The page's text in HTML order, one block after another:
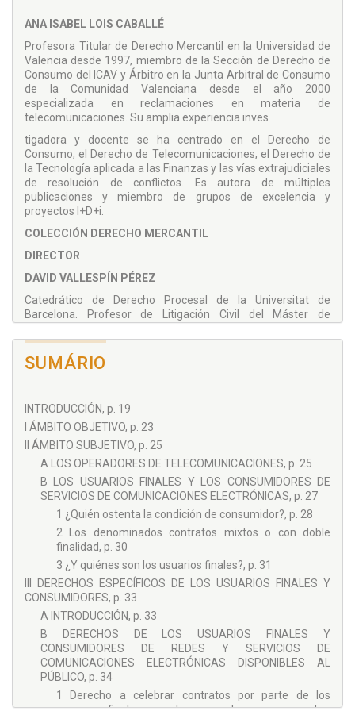
fuera del establecimiento y contratos empaquetados,
haciendo especial hincapié en la información precontractual.
De igual manera, se detalla cómo debe ser el servicio de
atención al cliente de las operadoras y cómo deben tratar los
datos personales de sus clientes.
Por último, teniendo en cuenta la creciente litigiosidad que
generan los contratos de telecomunicaciones, es necesario
dar herramientas a los usuarios y consumidores para que
puedan reclamar sus derechos, estudiando las vías para
ejercerlos.
ANA ISABEL LOIS CABALLÉ
Profesora Titular de Derecho Mercantil en la Universidad de
Valencia desde 1997, miembro de la Sección de Derecho de
Consumo del ICAV y Árbitro en la Junta Arbitral de Consumo
de la Comunidad Valenciana desde el año 2000
especializada en reclamaciones en materia de
telecomunicaciones. Su amplia experiencia inves
tigadora y docente se ha centrado en el Derecho de
Consumo, el Derecho de Telecomunicaciones, el Derecho de
la Tecnología aplicada a las Finanzas y las vías extrajudiciales
de resolución de conflictos. Es autora de múltiples
publicaciones y miembro de grupos de excelencia y
proyectos I+D+i.
COLECCIÓN DERECHO MERCANTIL
DIRECTOR
DAVID VALLESPÍN PÉREZ
Catedrático de Derecho Procesal de la Universitat de
Barcelona. Profesor de Litigación Civil del Máster de
artículos publicados en las más prestigiosas editoriales y
revistas. Columnista en diferentes medios de comunicación.
Investigador principal de diferentes proyectos. Ha sido
realizado estancias de formación e investigación en
prestigiosas Universidades europeas y americanas.
Actualmente, es el coordinador de la sección de Derecho
Procesal de la Universitat de Barcelona.
COORDINADORA
CRISTINA ROY PÉREZ
Profesora de la Universitat de Barcelona desde 1999,
especialista en Derecho de los Mercados Financieros,
materia sobre la que actualmente imparte clases, tanto en el
Grado de Derecho como en el Máster de Derecho de la
Empresa y de los Negocios de la misma Universidad.
Miembro de varios grupos de investigación, participa en
numerosos proyectos, y cuenta con varias obras en matéria
de protección de los consumidores en estos sectores, lo que
la ha llevado a participar en Congresos, así como en cursos
de formación de magistrados organizados por el CGPJ.
Actualmente es árbitro del TAB y ha ejercicio como
magistrada suplente en la Audiencia Provincial de Barcelona.
SUMÁRIO
INTRODUCCIÓN, p. 19
I ÁMBITO OBJETIVO, p. 23
II ÁMBITO SUBJETIVO, p. 25
A LOS OPERADORES DE TELECOMUNICACIONES, p. 25
B LOS USUARIOS FINALES Y LOS CONSUMIDORES DE
SERVICIOS DE COMUNICACIONES ELECTRÓNICAS, p. 27
1 ¿Quién ostenta la condición de consumidor?, p. 28
2 Los denominados contratos mixtos o con doble
finalidad, p. 30
3 ¿Y quiénes son los usuarios finales?, p. 31
III DERECHOS ESPECÍFICOS DE LOS USUARIOS FINALES Y
CONSUMIDORES, p. 33
A INTRODUCCIÓN, p. 33
B DERECHOS DE LOS USUARIOS FINALES Y
CONSUMIDORES DE REDES Y SERVICIOS DE
COMUNICACIONES ELECTRÓNICAS DISPONIBLES AL
PÚBLICO, p. 34
1 Derecho a celebrar contratos por parte de los